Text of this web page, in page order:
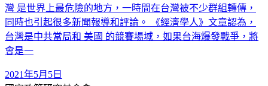
灣 是世界上最危險的地方，一時間在台灣被不少群組轉傳，
同時也引起很多新聞報導和評論。 《經濟學人》文章認為，
台灣是中共當局和 美國 的競賽場域，如果台海爆發戰爭，將
會是一
2021年5月5日